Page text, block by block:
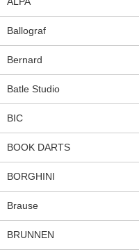
Ballograf
Bernard
Batle Studio
BIC
BOOK DARTS
BORGHINI
Brause
BRUNNEN